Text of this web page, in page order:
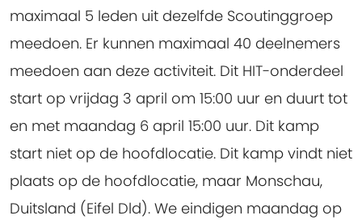
maximaal 5 leden uit dezelfde Scoutinggroep
meedoen. Er kunnen maximaal 40 deelnemers
meedoen aan deze activiteit. Dit HIT-onderdeel
start op vrijdag 3 april om 15:00 uur en duurt tot
en met maandag 6 april 15:00 uur. Dit kamp
start niet op de hoofdlocatie. Dit kamp vindt niet
plaats op de hoofdlocatie, maar Monschau,
Duitsland (Eifel Dld). We eindigen maandag op